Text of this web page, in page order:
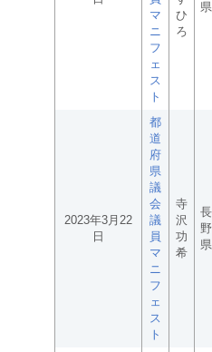
マ
ニ
フ
ェ
ス
ト
ひ
ろ
県
2023年3月22
日
都
道
府
県
議
会
議
員
マ
ニ
フ
ェ
ス
ト
寺
沢
功
希
長
野
県